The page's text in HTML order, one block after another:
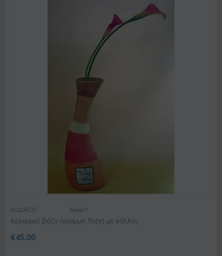
ΚΩΔΙΚΟΣ: Newc1
Κεραμικό βάζο (γραμμή flute) με κάλλες
€45.00